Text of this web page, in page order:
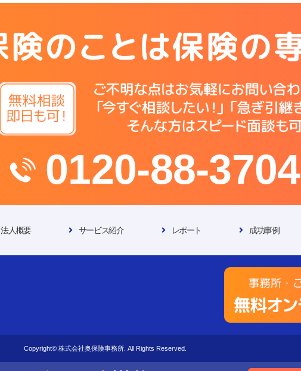
0120-88-3704
法人概要 サービス紹介 レポート 成功事例
Copyright© 株式会社奥保険事務所. All Rights Reserved.